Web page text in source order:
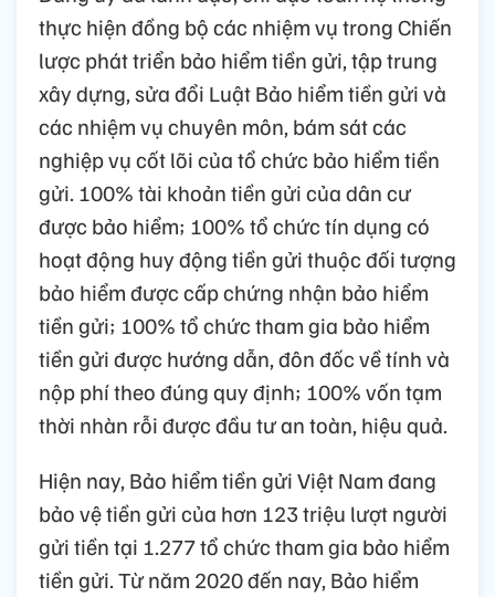
thực hiện đồng bộ các nhiệm vụ trong Chiến
lược phát triển bảo hiểm tiền gửi, tập trung
xây dựng, sửa đổi Luật Bảo hiểm tiền gửi và
các nhiệm vụ chuyên môn, bám sát các
nghiệp vụ cốt lõi của tổ chức bảo hiểm tiền
gửi. 100% tài khoản tiền gửi của dân cư
được bảo hiểm; 100% tổ chức tín dụng có
hoạt động huy động tiền gửi thuộc đối tượng
bảo hiểm được cấp chứng nhận bảo hiểm
tiền gửi; 100% tổ chức tham gia bảo hiểm
tiền gửi được hướng dẫn, đôn đốc về tính và
nộp phí theo đúng quy định; 100% vốn tạm
thời nhàn rỗi được đầu tư an toàn, hiệu quả.
Hiện nay, Bảo hiểm tiền gửi Việt Nam đang
bảo vệ tiền gửi của hơn 123 triệu lượt người
gửi tiền tại 1.277 tổ chức tham gia bảo hiểm
tiền gửi. Từ năm 2020 đến nay, Bảo hiểm